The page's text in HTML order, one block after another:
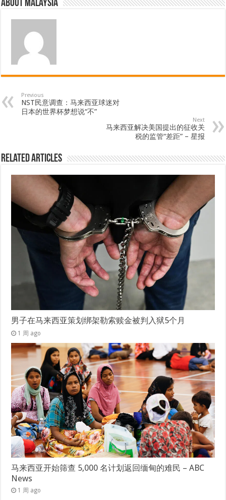
About Malaysia
Previous
NST民意调查：马来西亚球迷对
日本的世界杯梦想说“不”
Next
马来西亚解决美国提出的征收关
税的监管“差距” – 星报
Related Articles
男子在马来西亚策划绑架勒索赎金被判入狱5个月
1 周 ago
马来西亚开始筛查 5,000 名计划返回缅甸的难民 – ABC
News
1 周 ago